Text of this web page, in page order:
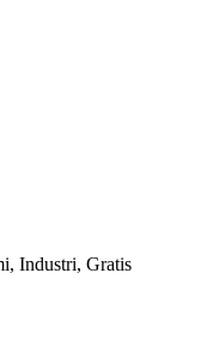
Industri, Gratis